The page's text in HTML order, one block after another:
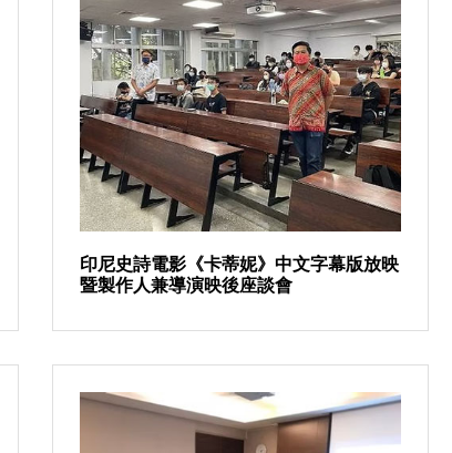
印尼史詩電影《卡蒂妮》中文字幕版放映
暨製作人兼導演映後座談會